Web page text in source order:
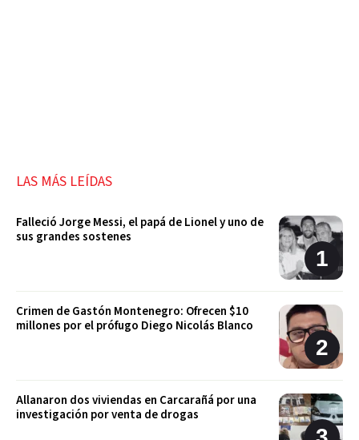
LAS MÁS LEÍDAS
Falleció Jorge Messi, el papá de Lionel y uno de
sus grandes sostenes
Crimen de Gastón Montenegro: Ofrecen $10
millones por el prófugo Diego Nicolás Blanco
Allanaron dos viviendas en Carcarañá por una
investigación por venta de drogas